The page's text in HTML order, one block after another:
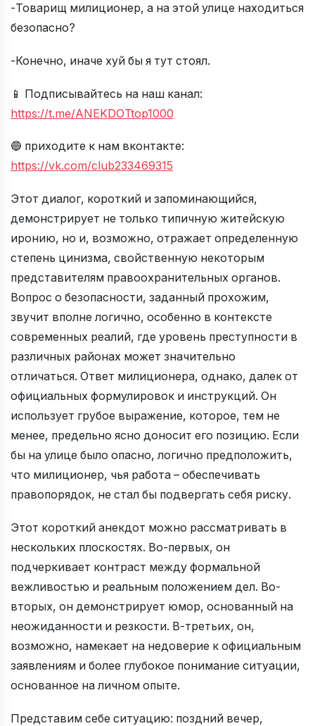
-Товарищ милиционер, а на этой улице находиться
безопасно?
-Конечно, иначе хуй бы я тут стоял.
📱 Подписывайтесь на наш канал:
https://t.me/ANEKDOTtop1000
🔵 приходите к нам вконтакте:
https://vk.com/club233469315
Этот диалог, короткий и запоминающийся,
демонстрирует не только типичную житейскую
иронию, но и, возможно, отражает определенную
степень цинизма, свойственную некоторым
представителям правоохранительных органов.
Вопрос о безопасности, заданный прохожим,
звучит вполне логично, особенно в контексте
современных реалий, где уровень преступности в
различных районах может значительно
отличаться. Ответ милиционера, однако, далек от
официальных формулировок и инструкций. Он
использует грубое выражение, которое, тем не
менее, предельно ясно доносит его позицию. Если
бы на улице было опасно, логично предположить,
что милиционер, чья работа – обеспечивать
правопорядок, не стал бы подвергать себя риску.
Этот короткий анекдот можно рассматривать в
нескольких плоскостях. Во-первых, он
подчеркивает контраст между формальной
вежливостью и реальным положением дел. Во-
вторых, он демонстрирует юмор, основанный на
неожиданности и резкости. В-третьих, он,
возможно, намекает на недоверие к официальным
заявлениям и более глубокое понимание ситуации,
основанное на личном опыте.
Представим себе ситуацию: поздний вечер,